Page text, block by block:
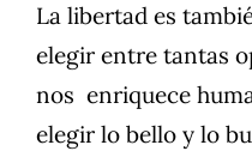
La libertad es
elegir entre tantas
nos enriquece
elegir lo bello y lo